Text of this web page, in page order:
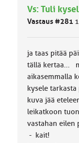
m
ä
k
k
a
Vs: Tuli
Vastaus #281
ja taas pitää
tällä kertaa...
aikasemmalla
kysele
kuva jää
leikatkoon
vastahan eilen
- kait!